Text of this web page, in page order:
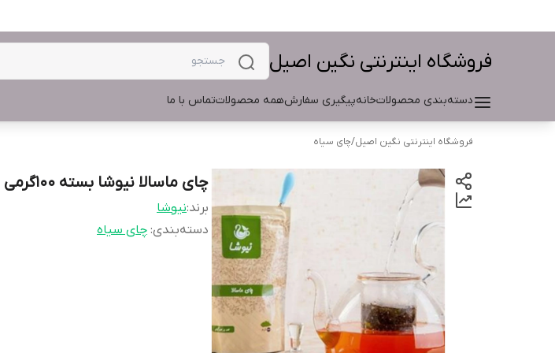
فروشگاه اینترنتی نگین اصیل
دسته‌بندی محصولاتخانهپیگیری سفارشهمه محصولاتتماس با ما
فروشگاه اینترنتی نگین اصیل/چای سیاه
چای ماسالا نیوشا بسته 100گرمی
برند:نیوشا
دسته‌بندی: چای سیاه